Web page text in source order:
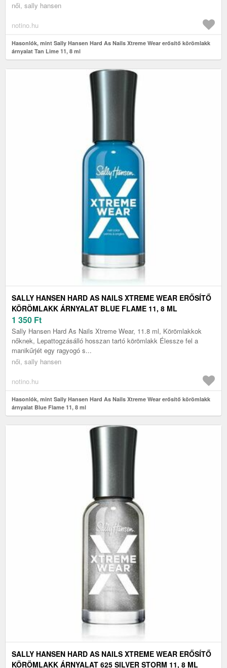
női, sally hansen
notino.hu
Hasonlók, mint Sally Hansen Hard As Nails Xtreme Wear erősítő körömlakk
árnyalat Tan Lime 11, 8 ml
SALLY HANSEN HARD AS NAILS XTREME WEAR ERŐSÍTŐ
KÖRÖMLAKK ÁRNYALAT BLUE FLAME 11, 8 ML
1 350 Ft
Sally Hansen Hard As Nails Xtreme Wear, 11.8 ml, Körömlakkok
nőknek, Lepattogzásálló hosszan tartó körömlakk Élessze fel a
manikűrjét egy ragyogó s...
női, sally hansen
notino.hu
Hasonlók, mint Sally Hansen Hard As Nails Xtreme Wear erősítő körömlakk
árnyalat Blue Flame 11, 8 ml
SALLY HANSEN HARD AS NAILS XTREME WEAR ERŐSÍTŐ
KÖRÖMLAKK ÁRNYALAT 625 SILVER STORM 11, 8 ML